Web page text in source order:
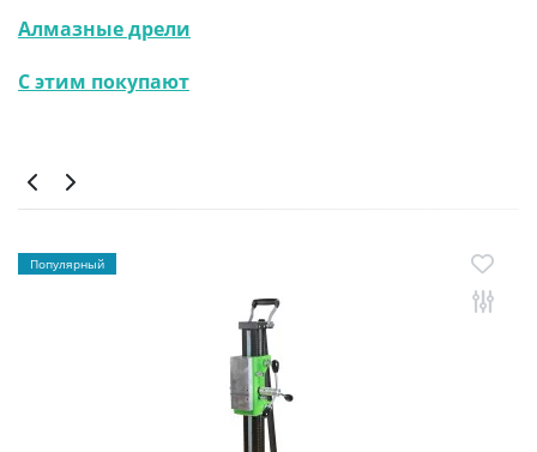
Алмазные дрели
С этим покупают
Популярный